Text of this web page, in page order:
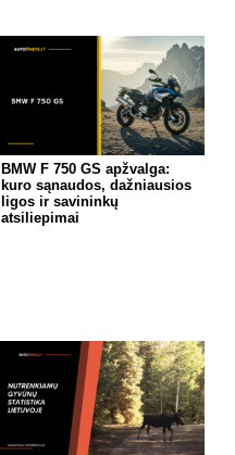
BMW F 750 GS apžvalga:
kuro sąnaudos, dažniausios
ligos ir savininkų
atsiliepimai